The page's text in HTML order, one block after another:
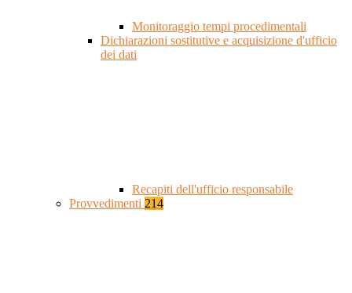
Monitoraggio tempi procedimentali
Dichiarazioni sostitutive e acquisizione d'ufficio
dei dati
Recapiti dell'ufficio responsabile
Provvedimenti 214